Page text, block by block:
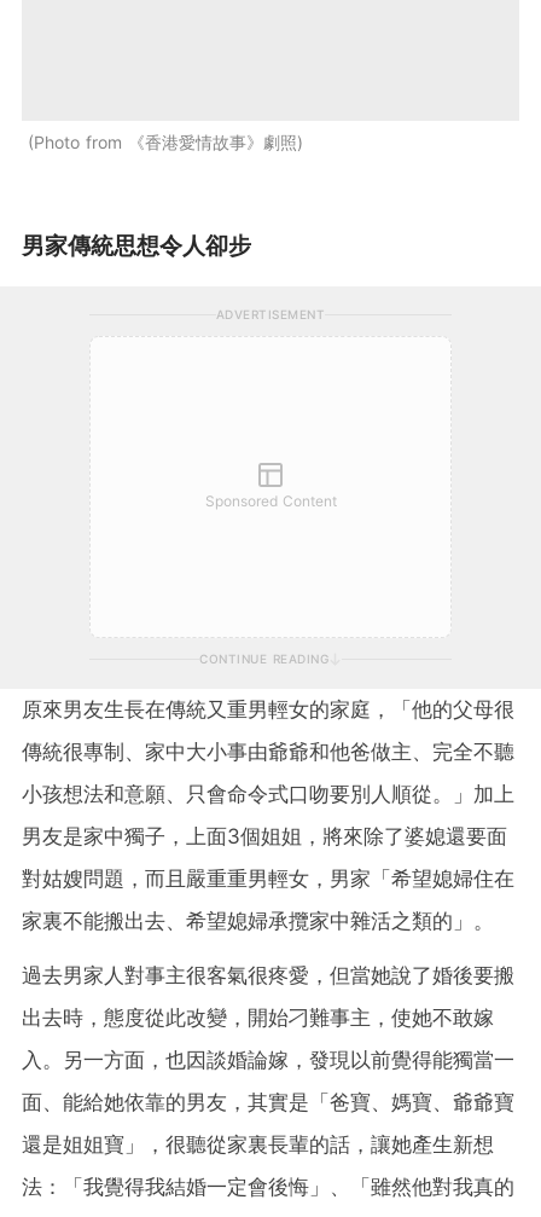
Photo from 《香港愛情故事》劇照
男家傳統思想令人卻步
ADVERTISEMENT
Sponsored Content
CONTINUE READING
原來男友生長在傳統又重男輕女的家庭，「他的父母很
傳統很專制、家中大小事由爺爺和他爸做主、完全不聽
小孩想法和意願、只會命令式口吻要別人順從。」加上
男友是家中獨子，上面3個姐姐，將來除了婆媳還要面
對姑嫂問題，而且嚴重重男輕女，男家「希望媳婦住在
家裏不能搬出去、希望媳婦承攬家中雜活之類的」。
過去男家人對事主很客氣很疼愛，但當她說了婚後要搬
出去時，態度從此改變，開始刁難事主，使她不敢嫁
入。另一方面，也因談婚論嫁，發現以前覺得能獨當一
面、能給她依靠的男友，其實是「爸寶、媽寶、爺爺寶
還是姐姐寶」，很聽從家裏長輩的話，讓她產生新想
法：「我覺得我結婚一定會後悔」、「雖然他對我真的